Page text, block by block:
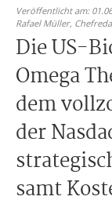
Veröffentlicht am:
Rafael Müller,
Die US-
Omega
dem
der
samt